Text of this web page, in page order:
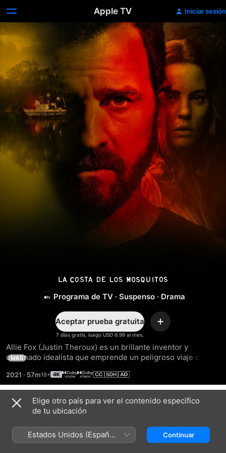
Apple TV Iniciar sesión
La
costa
de
los
Mosquitos
Programa de TV · Suspenso · Drama
7 días gratis, luego USD 6.99 al mes.
Aceptar prueba gratuita Agregar
Allie Fox (Justin Theroux) es un brillante inventor y
obstinado idealista que emprende un peligroso viaje con su
Estados Unidos y encontrar refugio.
MÁS
2021 · 57m
Temporada 1
Elige otro país para ver el contenido específico
de tu ubicación
Estados Unidos (Español
México)
Continuar